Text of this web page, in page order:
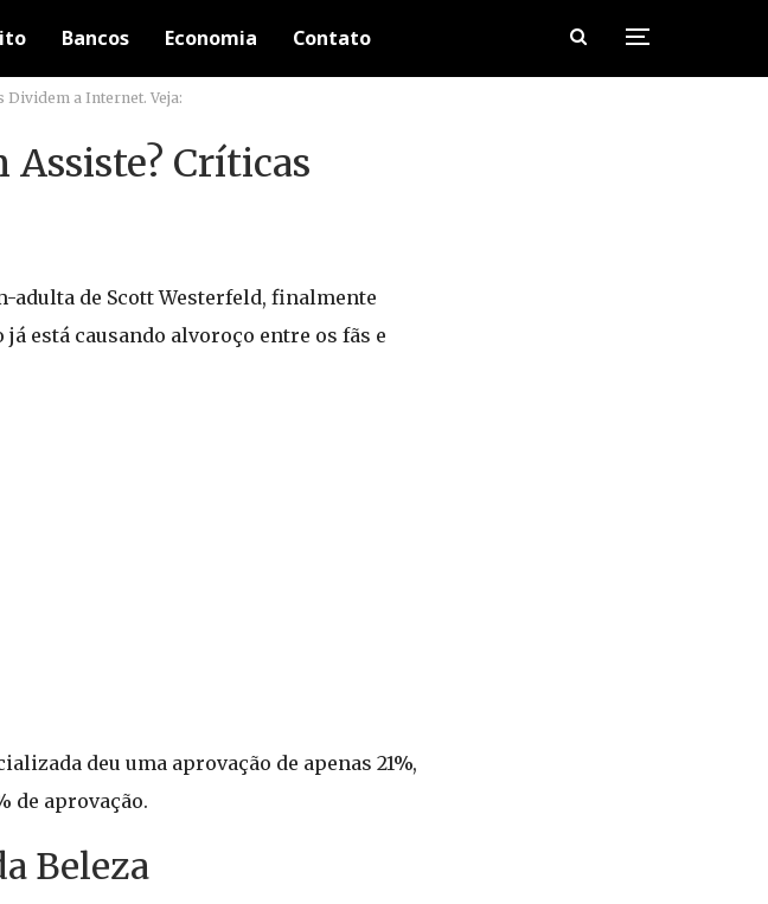
Bancos Economia Contato
Dividem a Internet. Veja:
Assiste? Críticas
adulta de Scott Westerfeld, finalmente
já está causando alvoroço entre os fãs e
deu uma aprovação de apenas 21%,
de aprovação.
Beleza